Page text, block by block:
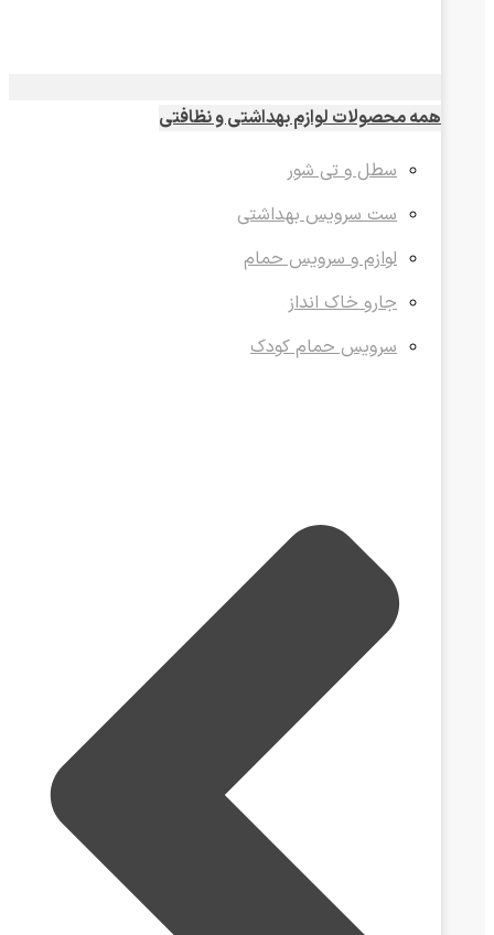
همه محصولات لوازم بهداشتی و نظافتی
سطل و تی شور
ست سرویس بهداشتی
لوازم و سرویس حمام
جارو خاک انداز
سرویس حمام کودک